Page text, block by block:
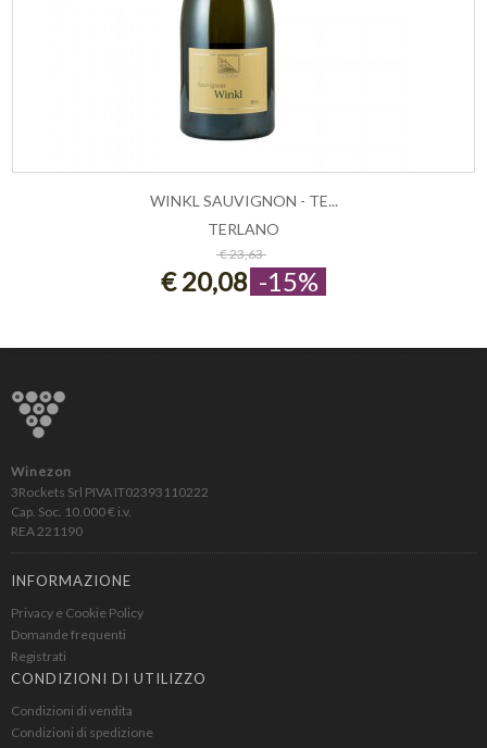
ESAURITO
WINKL SAUVIGNON - TE...
TERLANO
€ 23,63
€ 20,08 -15%
Winezon
3Rockets Srl PIVA IT02393110222
Cap. Soc. 10.000 € i.v.
REA 221190
INFORMAZIONE
Privacy e Cookie Policy
Domande frequenti
Registrati
CONDIZIONI DI UTILIZZO
Condizioni di vendita
Condizioni di spedizione